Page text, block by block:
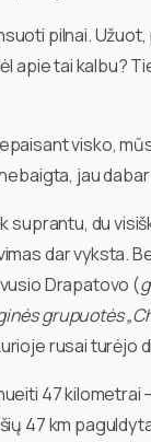
pilnai. Užuot,
apie tai kalbu?
visko,
jau
suprantu, du
dar vyksta.
Drapatovo (
grupuotės
rusai turėjo
47 kilometrai
šių 47 km